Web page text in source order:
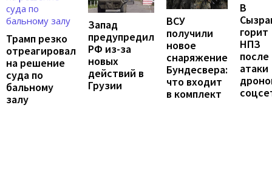
Трамп резко
отреагировал
на решение
суда по
бальному
залу
Запад
предупредил
РФ из-за
новых
действий в
Грузии
ВСУ
получили
новое
снаряжение
Бундесвера:
что входит
в комплект
В
горит
НПЗ
после
атаки